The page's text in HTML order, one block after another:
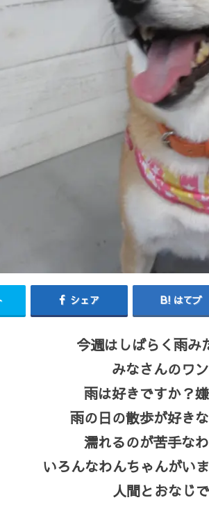
シェア はてブ
今週はしばらく雨み
みなさんのワン
雨は好きですか？
雨の日の散歩が好きな
濡れるのが苦手なわ
いろんなわんちゃんが
人間とおなじ